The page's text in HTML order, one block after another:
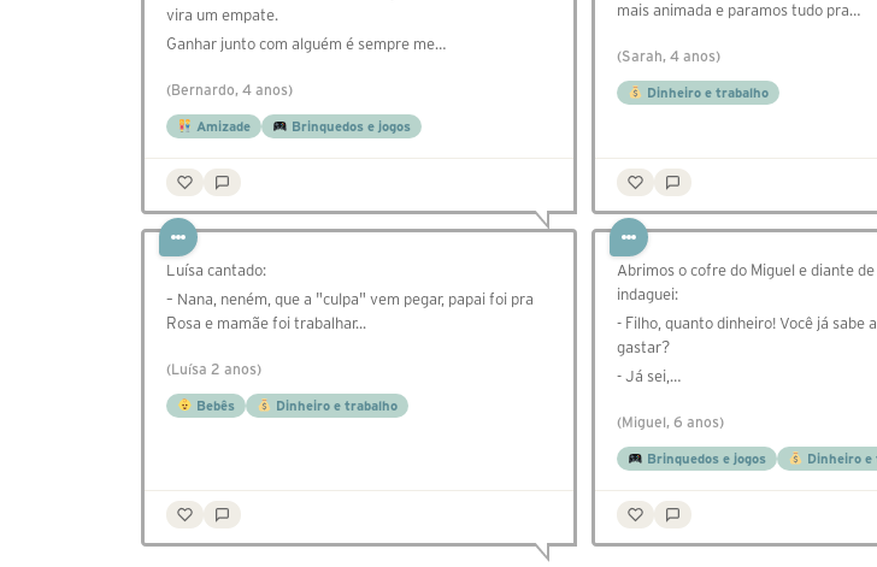
vira um empate.
Ganhar junto com alguém é sempre me…
(Bernardo, 4 anos)
Amizade Brinquedos e jogos
mais animada e paramos tudo pra…
(Sarah, 4 anos)
Dinheiro e trabalho
Luísa cantado:
– Nana, neném, que a "culpa" vem pegar, papai foi pra
Rosa e mamãe foi trabalhar...
(Luísa 2 anos)
Bebês Dinheiro e trabalho
Abrimos o cofre do Miguel e diante
indaguei:
- Filho, quanto dinheiro! Você já sabe
gastar?
- Já sei,…
(Miguel, 6 anos)
Brinquedos e jogos Dinheiro e